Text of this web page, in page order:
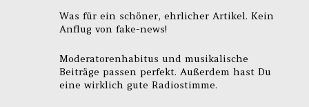
Was für ein schöner, ehrlicher Artikel. Kein
Anflug von fake-news!
Moderatorenhabitus und musikalische
Beiträge passen perfekt. Außerdem hast Du
eine wirklich gute Radiostimme.